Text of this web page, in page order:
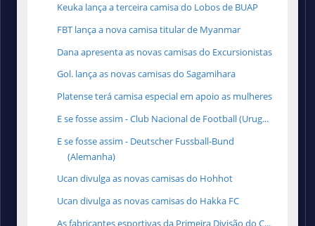
Keuka lança a terceira camisa do Lobos de BUAP
FBT lança a nova camisa titular de Myanmar
Dana apresenta as novas camisas do Excursionistas
Gol. lança as novas camisas do Sagamihara
Platense terá camisa especial em apoio as mulheres
E se fosse assim - Club Nacional de Football (Urug...
E se fosse assim - Deutscher Fussball-Bund
(Alemanha)
Ucan divulga as novas camisas do Hohhot
Ucan divulga as novas camisas do Hakka FC
As fabricantes esportivas da Primeira Divisão do C...